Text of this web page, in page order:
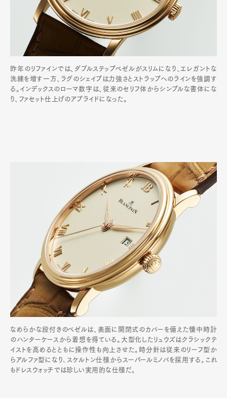
昨年のリファインでは、ダブルステップベゼルがスリムになり、エレガントな
洗練を増す一方、ラグのシェイプは力強さとストラップへのラインを強調す
る。インデックスのローマ数字は、従来のセリフ体からシンプルな書体にな
り、ファセット仕上げのアプライドになった。
なめらかな段付きのベゼルは、表面に開閉式のカバーを備えた懐中時計
のハンターケースから着想を得ている。大型化したリュウズはクラシックテ
イストを高めるとともに操作性も向上させた。時分針は従来のリーフ型か
らアルファ型になり､スケルトン仕様からスーパールミノバを採用する｡これ
もドレスウォッチでは珍しい実用的な仕様だ｡